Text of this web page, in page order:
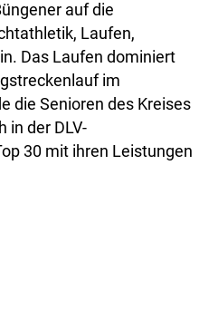
auf die
Laufen,
Das Laufen dominiert
im
die Senioren des Kreises
in der DLV-
30 mit ihren Leistungen